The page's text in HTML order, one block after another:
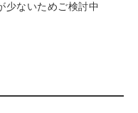
少ないためご検討中